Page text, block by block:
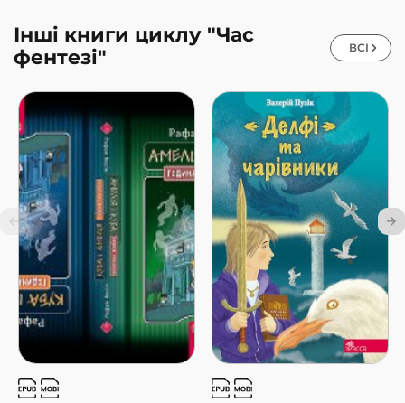
Інші книги циклу "Час
фентезі"
ВСІ